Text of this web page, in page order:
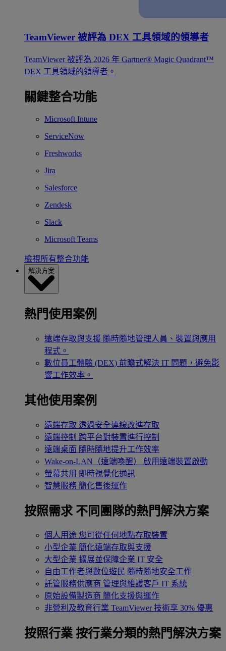
TeamViewer 被評為 DEX 工具領域的領導者
TeamViewer 被評為 2026 年 Gartner® Magic Quadrant™
DEX 工具領域的領導者。
關鍵整合功能
Microsoft Intune
ServiceNow
Freshworks
Jira
Salesforce
Zendesk
Slack
Microsoft Teams
檢視所有整合功能
解決方案
熱門使用案例
遠端存取與支援 隨時隨地管理人員、裝置與應用
程式。
數位員工體驗 (DEX) 前瞻式解決 IT 問題，避免影
響工作效率。
其他使用案例
遠端存取 透過安全連線改進存取
遠端控制 跨平台對裝置進行控制
遠端桌面 隨時隨地提升工作效率
Wake-on-LAN（遠端喚醒）
啟用遠端裝置啟動
螢幕共用 即時視覺化通訊
智慧服務 簡化售後運作
按照需求 不同團隊的熱門解決方案
個人用途 您可從任何地點存取裝置
小型企業 簡化遠端存取與支援
大型企業 擴展並保障企業 IT 安全
自由工作者與數位遊民 隨時隨地安全工作
託管服務供應商 管理與維護客戶 IT 系統
原始設備製造商 簡化支援與運作
非營利及教育行業 TeamViewer 技術享 30% 優惠
按照行業 按行業分類的熱門解決方案